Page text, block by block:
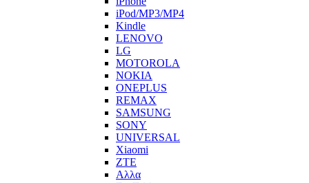
iPod/MP3/MP4
Kindle
LENOVO
LG
MOTOROLA
NOKIA
ONEPLUS
REMAX
SAMSUNG
SONY
UNIVERSAL
Xiaomi
ZTE
Αλλα